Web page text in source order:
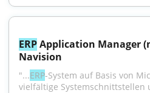
ERP Application Manager
Navision
"...ERP-System auf Basis von
vielfältige Systemschnittstellen